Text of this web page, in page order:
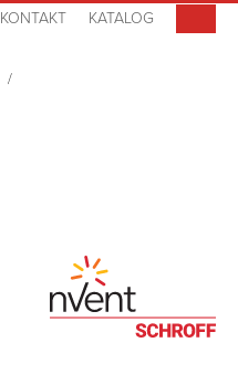
KONTAKT KATALOG